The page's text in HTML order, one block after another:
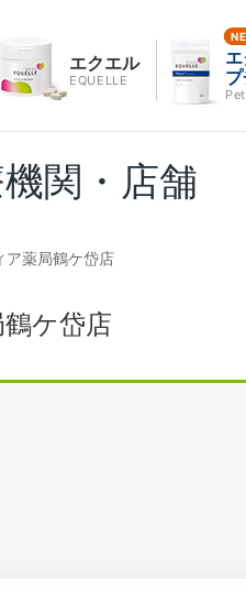
エクエル
EQUELLE
関・店舗
ア薬局鶴ケ岱店
ケ岱店